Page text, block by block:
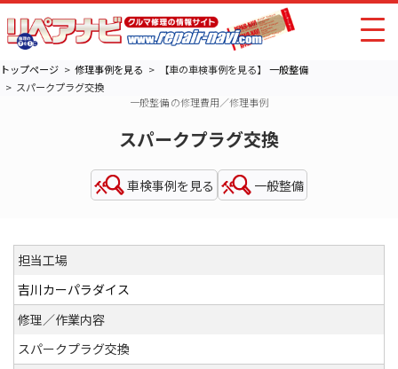
トップページ 修理事例を見る 【車の車検事例を見る】一般整備
スパークプラグ交換
一般整備 の修理費用／修理事例
スパークプラグ交換
車検事例を見る 一般整備
担当工場
吉川カーパラダイス
修理／作業内容
スパークプラグ交換